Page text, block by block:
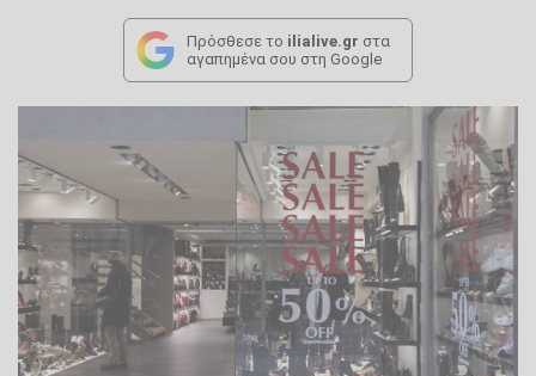
Πρόσθεσε το ilialive.gr στα
αγαπημένα σου στη Google